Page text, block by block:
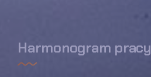
Harmonogram pracy